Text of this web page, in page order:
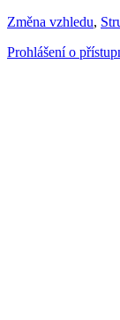
Změna vzhledu,
Prohlášení o